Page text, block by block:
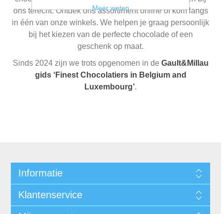
ons terecht. Ontdek ons assortiment online of kom langs
in één van onze winkels. We helpen je graag persoonlijk
bij het kiezen van de perfecte chocolade of een
geschenk op maat.
Sinds 2024 zijn we trots opgenomen in de Gault&Millau
gids ‘Finest Chocolatiers in Belgium and
Luxembourg’.
Informatie
Klantenservice
Meer weten